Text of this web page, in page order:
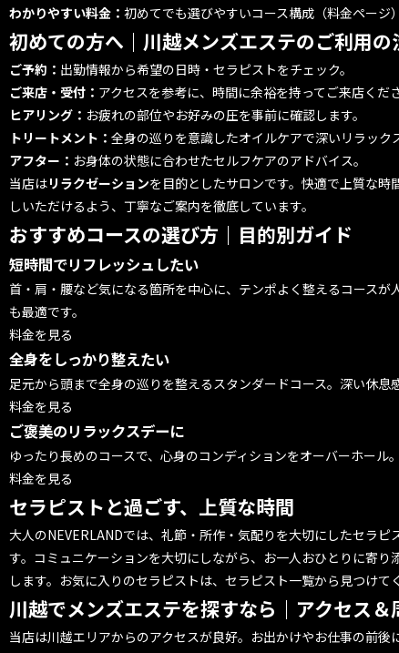
わかりやすい料金： 初めてでも選びやすいコース構成（料金ページ
初めての方へ｜川越メンズエステのご利用の
ご予約： 出勤情報から希望の日時・セラピストをチェック。
ご来店・受付： アクセスを参考に、時間に余裕を持ってご来店くださ
ヒアリング： お疲れの部位やお好みの圧を事前に確認します。
トリートメント： 全身の巡りを意識したオイルケアで深いリラック
アフター： お身体の状態に合わせたセルフケアのアドバイス。
当店はリラクゼーションを目的としたサロンです。快適で上質な時
しいただけるよう、丁寧なご案内を徹底しています。
おすすめコースの選び方｜目的別ガイド
短時間でリフレッシュしたい
首・肩・腰など気になる箇所を中心に、テンポよく整えるコースが
も最適です。
料金を見る
全身をしっかり整えたい
足元から頭まで全身の巡りを整えるスタンダードコース。深い休息
料金を見る
ご褒美のリラックスデーに
ゆったり長めのコースで、心身のコンディションをオーバーホール
料金を見る
セラピストと過ごす、上質な時間
大人のNEVERLANDでは、礼節・所作・気配りを大切にしたセラピ
す。コミュニケーションを大切にしながら、お一人おひとりに寄り
します。お気に入りのセラピストは、 セラピスト一覧から見つけて
川越でメンズエステを探すなら｜アクセス＆
当店は川越エリアからのアクセスが良好。お出かけやお仕事の前後